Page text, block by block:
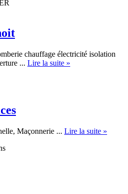
chauffage électricité isolation
... Lire la suite »
Maçonnerie ... Lire la suite »